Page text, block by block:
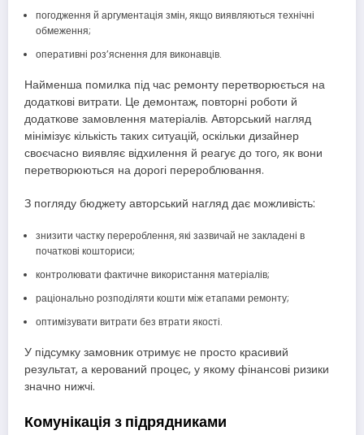
погодження й аргументація змін, якщо виявляються технічні
обмеження;
оперативні роз’яснення для виконавців.
Найменша помилка під час ремонту перетворюється на
додаткові витрати. Це демонтаж, повторні роботи й
додаткове замовлення матеріалів. Авторський нагляд
мінімізує кількість таких ситуацій, оскільки дизайнер
своєчасно виявляє відхилення й реагує до того, як вони
перетворюються на дорогі перероблювання.
З погляду бюджету авторський нагляд дає можливість:
знизити частку перероблення, які зазвичай не закладені в
початкові кошториси;
контролювати фактичне використання матеріалів;
раціонально розподіляти кошти між етапами ремонту;
оптимізувати витрати без втрати якості.
У підсумку замовник отримує не просто красивий
результат, а керований процес, у якому фінансові ризики
значно нижчі.
Комунікація з підрядниками